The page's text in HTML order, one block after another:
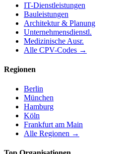
IT-Dienstleistungen
Bauleistungen
Architektur & Planung
Unternehmensdienstl.
Medizinische Ausr.
Alle CPV-Codes →
Regionen
Berlin
München
Hamburg
Köln
Frankfurt am Main
Alle Regionen →